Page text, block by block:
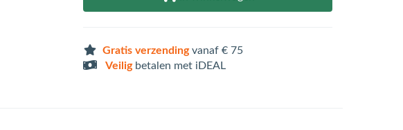
Gratis verzendingvanaf € 75
Veiligbetalen met iDEAL